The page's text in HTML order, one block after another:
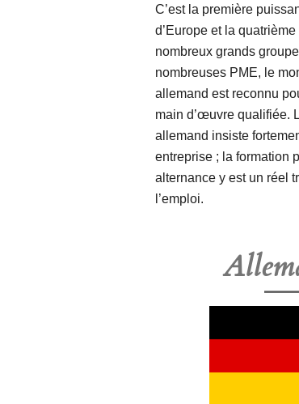
C’est la première
d’Europe et la
nombreux grands
nombreuses PME, le
allemand est reconnu
main d’œuvre qualifiée.
allemand insiste
entreprise ; la formation
alternance y est un réel
l’emploi.